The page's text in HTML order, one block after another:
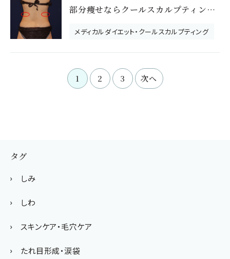
部分痩せならクールスカルプティング～腰と脚のモニターさん～
メディカルダイエット・クールスカルプティング
1 2 3 次へ
タグ
しみ
しわ
スキンケア・毛穴ケア
たれ目形成・涙袋